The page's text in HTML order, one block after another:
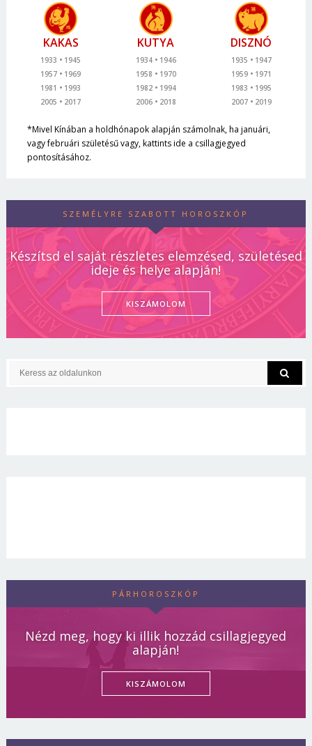
KAKAS
1933
1945
1957
1969
1981
1993
2005
2017
KUTYA
1934
1946
1958
1970
1982
1994
2006
2018
DISZNÓ
1935
1947
1959
1971
1983
1995
2007
2019
*Mivel Kínában a holdhónapok alapján számolnak, ha januári,
vagy februári születésű vagy, kattints ide a csillagjegyed
pontosításához.
SZEMÉLYRE SZABOTT HOROSZKÓP
Készítsd el saját részletes elemzésed, születésed
ideje és helye alapján!
KISZÁMOLOM
PÁRHOROSZKÓP
Nézd meg, hogy ki illik hozzád csillagjegyed
alapján!
KISZÁMOLOM